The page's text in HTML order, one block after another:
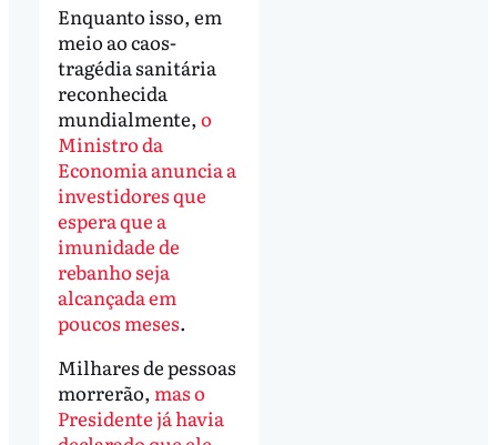
Enquanto isso, em
meio ao caos-
tragédia sanitária
reconhecida
mundialmente, o
Ministro da
Economia anuncia a
investidores que
espera que a
imunidade de
rebanho seja
alcançada em
poucos meses.
Milhares de pessoas
morrerão, mas o
Presidente já havia